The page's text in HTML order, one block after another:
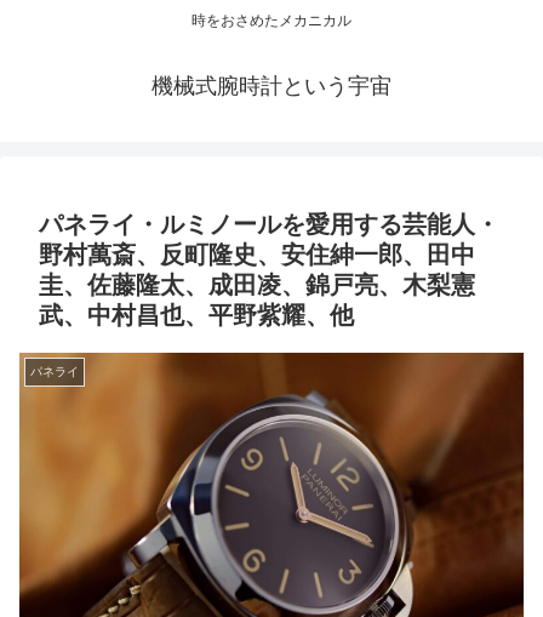
時をおさめたメカニカル
機械式腕時計という宇宙
パネライ・ルミノールを愛用する芸能人・
野村萬斎、反町隆史、安住紳一郎、田中
圭、佐藤隆太、成田凌、錦戸亮、木梨憲
武、中村昌也、平野紫耀、他
パネライ